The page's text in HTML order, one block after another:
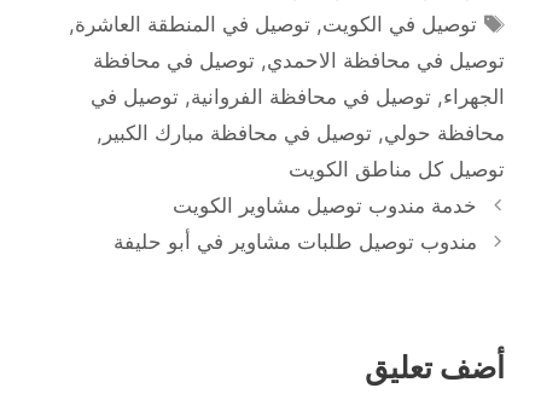
الوسوم
توصيل في الكويت,توصيل في المنطقة العاشرة,
توصيل في محافظة الاحمدي, توصيل في محافظة
الجهراء, توصيل في محافظة الفروانية, توصيل في
محافظة حولي, توصيل في محافظة مبارك الكبير ,
توصيل كل مناطق الكويت
خدمة مندوب توصيل مشاوير الكويت
مندوب توصيل طلبات مشاوير في أبو حليفة
أضف تعليق